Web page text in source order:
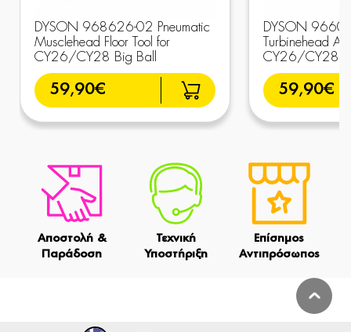
DYSON 968626-02 Pneumatic
Musclehead Floor Tool for
CY26/CY28 Big Ball
59,90€
DYSON
Turbinehead
CY26/CY28
59,90€
Αποστολή &
Παράδοση
Τεχνική
Υποστήριξη
Επίσημος
Αντιπρόσωπος